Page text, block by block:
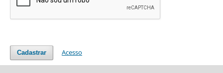
Cadastrar Acesso